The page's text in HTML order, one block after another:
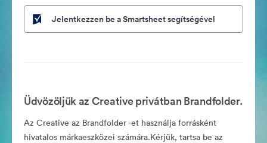
Jelentkezzen be a Smartsheet segítségével
Üdvözöljük az Creative privátban Brandfolder.
Az Creative az Brandfolder -et használja forrásként
hivatalos márkaeszközei számára.Kérjük, tartsa be az